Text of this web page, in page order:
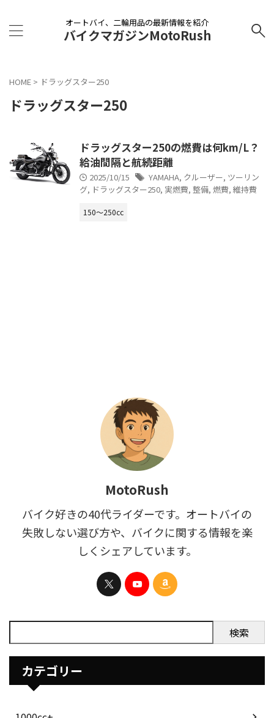
オートバイ、二輪用品の最新情報を紹介
バイクマガジンMotoRush
HOME > ドラッグスター250
ドラッグスター250
ドラッグスター250の燃費は何km/L？
給油間隔と航続距離
2025/10/15 YAMAHA, クルーザー, ツーリン
グ, ドラッグスター250, 実燃費, 整備, 燃費, 維持費
150〜250cc
MotoRush
バイク好きの40代ライダーです。オートバイの
失敗しない選び方や、バイクに関する情報を楽
しくシェアしています。
検索
カテゴリー